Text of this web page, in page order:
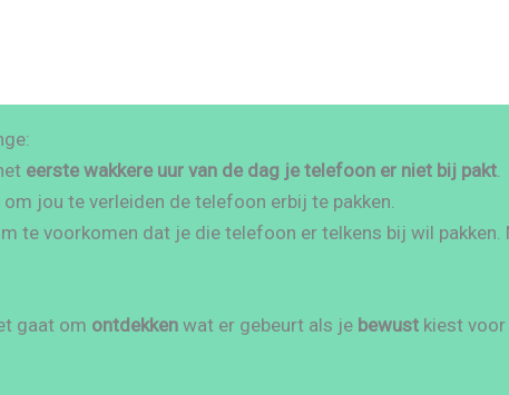
eerste wakkere uur van de dag je telefoon er niet bij pakt.
om jou te verleiden de telefoon erbij te pakken.
te voorkomen dat je die telefoon er telkens bij wil pakken.
gaat om ontdekkenwat er gebeurt als je bewust kiest voor